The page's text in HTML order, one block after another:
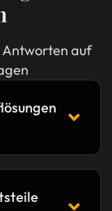
Antworten auf